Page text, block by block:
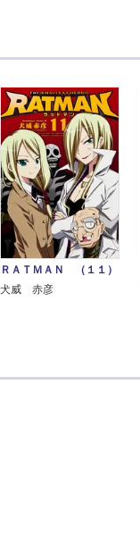
ＲＡＴＭＡＮ （１１）
犬威 赤彦